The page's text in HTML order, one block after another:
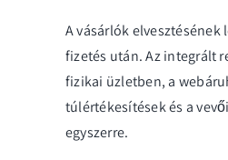
A vásárlók
fizetés után. Az integrált
fizikai üzletben, a
túlértékesítések és a
egyszerre.